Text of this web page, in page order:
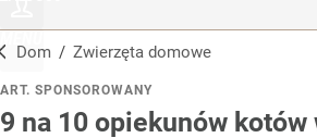
Dom / Zwierzęta domowe
ART. SPONSOROWANY
9 na 10 opiekunów kotów